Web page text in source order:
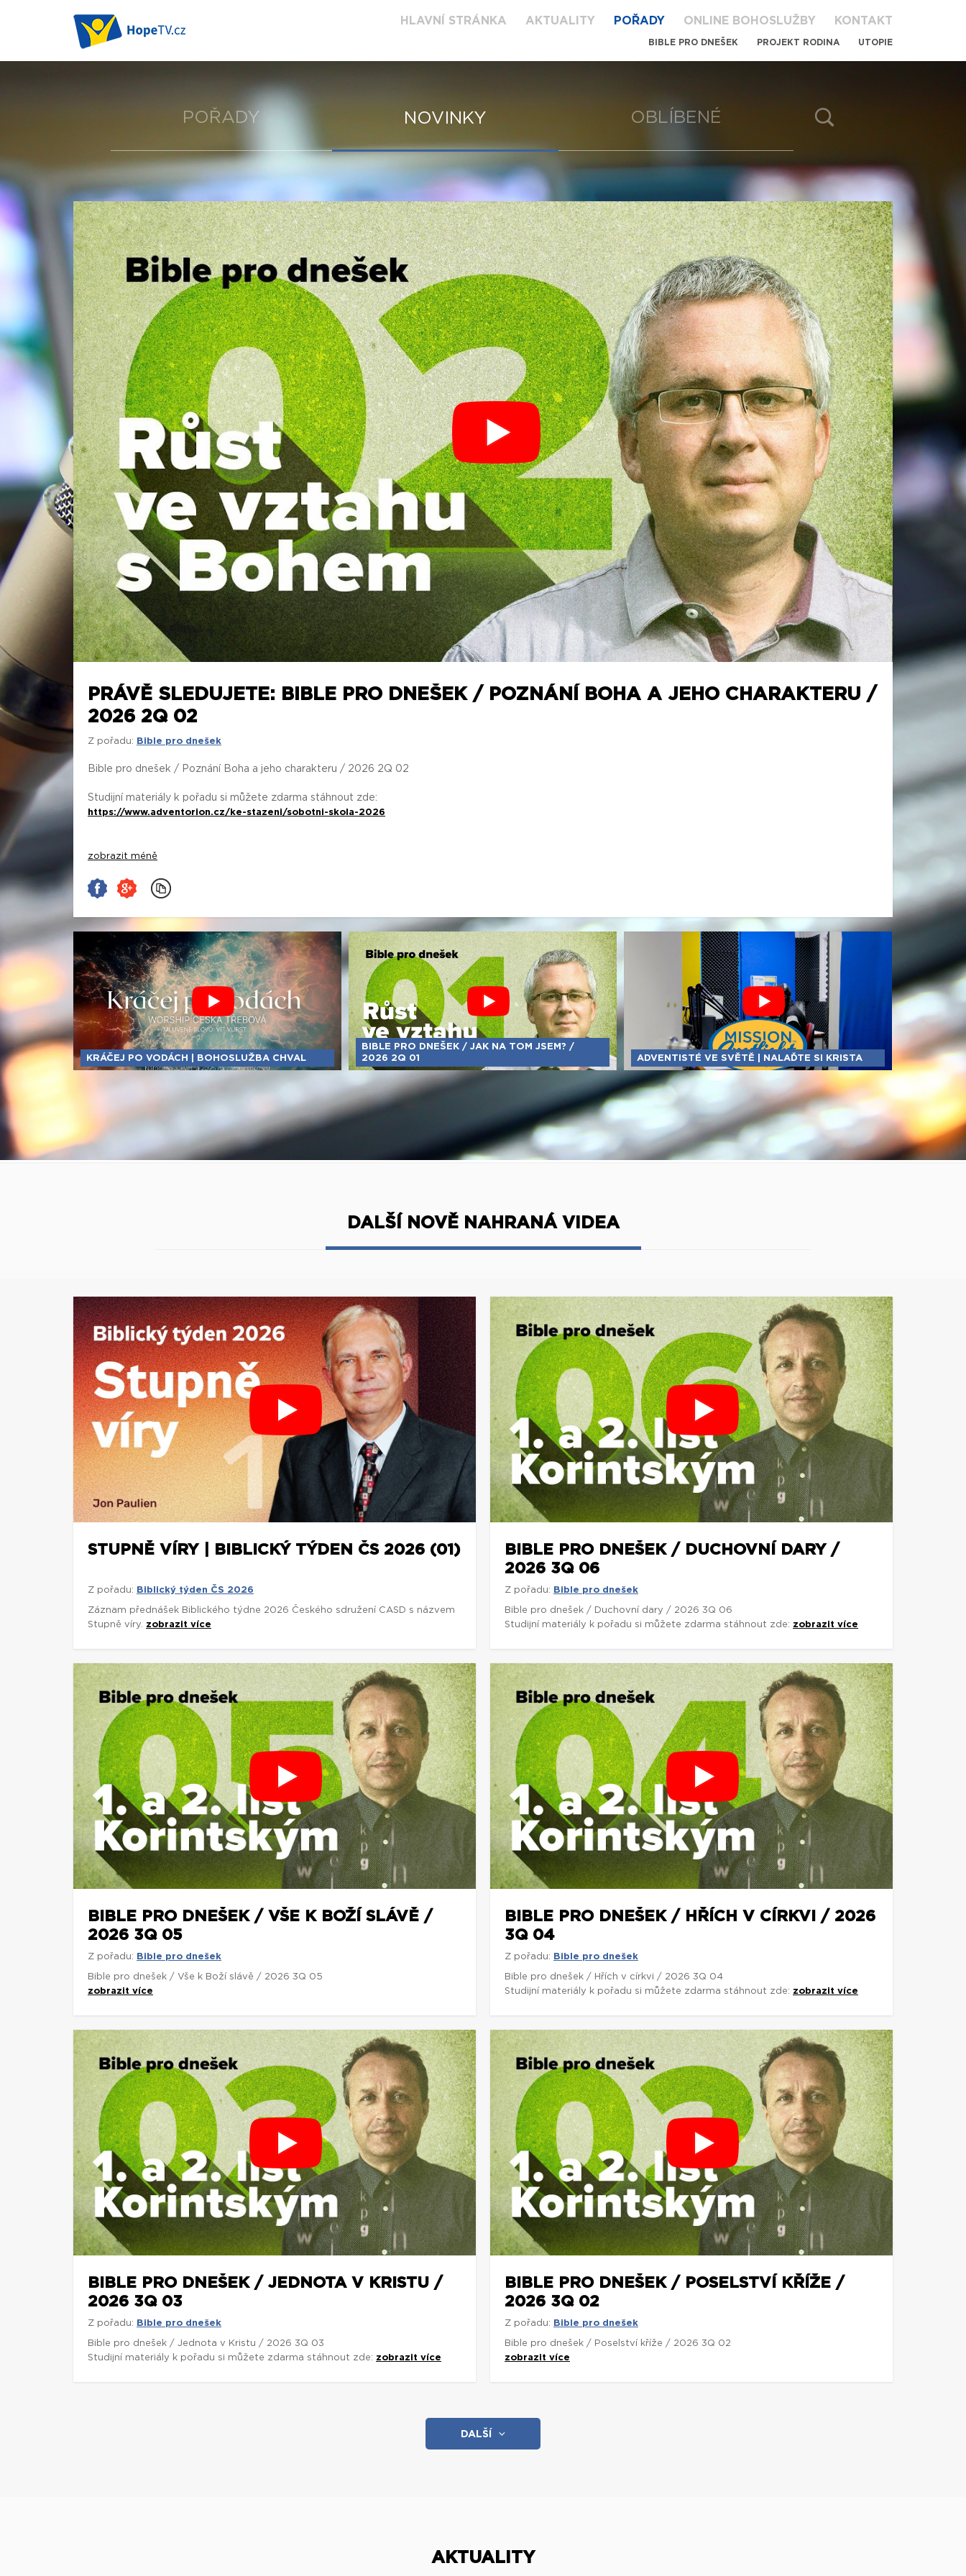
HLAVNÍ STRÁNKA AKTUALITY POŘADY ONLINE BOHOSLUŽBY KONTAKT
BIBLE PRO DNEŠEK PROJEKT RODINA UTOPIE
POŘADY NOVINKY OBLÍBENÉ
PRÁVĚ SLEDUJETE: BIBLE PRO DNEŠEK / POZNÁNÍ BOHA A JEHO CHARAKTERU /
2026 2Q 02
Z pořadu: Bible pro dnešek
Bible pro dnešek / Poznání Boha a jeho charakteru / 2026 2Q 02
Studijní materiály k pořadu si můžete zdarma stáhnout zde:
https://www.adventorion.cz/ke-stazeni/sobotni-skola-2026
zobrazit méně
KRÁČEJ PO VODÁCH | BOHOSLUŽBA CHVAL
BIBLE PRO DNEŠEK / JAK NA TOM JSEM? /
2026 2Q 01
ADVENTISTÉ VE SVĚTĚ | NALAĎTE SI KRISTA
DALŠÍ NOVĚ NAHRANÁ VIDEA
STUPNĚ VÍRY | BIBLICKÝ TÝDEN ČS 2026 (01)
Z pořadu: Biblický týden ČS 2026
Záznam přednášek Biblického týdne 2026 Českého sdružení CASD s názvem
Stupně víry. zobrazit více
BIBLE PRO DNEŠEK / DUCHOVNÍ DARY /
2026 3Q 06
Z pořadu: Bible pro dnešek
Bible pro dnešek / Duchovní dary / 2026 3Q 06
Studijní materiály k pořadu si můžete zdarma stáhnout zde: zobrazit více
BIBLE PRO DNEŠEK / VŠE K BOŽÍ SLÁVĚ /
2026 3Q 05
Z pořadu: Bible pro dnešek
Bible pro dnešek / Vše k Boží slávě / 2026 3Q 05
zobrazit více
BIBLE PRO DNEŠEK / HŘÍCH V CÍRKVI / 2026
3Q 04
Z pořadu: Bible pro dnešek
Bible pro dnešek / Hřích v církvi / 2026 3Q 04
Studijní materiály k pořadu si můžete zdarma stáhnout zde: zobrazit více
BIBLE PRO DNEŠEK / JEDNOTA V KRISTU /
2026 3Q 03
Z pořadu: Bible pro dnešek
Bible pro dnešek / Jednota v Kristu / 2026 3Q 03
Studijní materiály k pořadu si můžete zdarma stáhnout zde: zobrazit více
BIBLE PRO DNEŠEK / POSELSTVÍ KŘÍŽE /
2026 3Q 02
Z pořadu: Bible pro dnešek
Bible pro dnešek / Poselství kříže / 2026 3Q 02
zobrazit více
DALŠÍ
AKTUALITY